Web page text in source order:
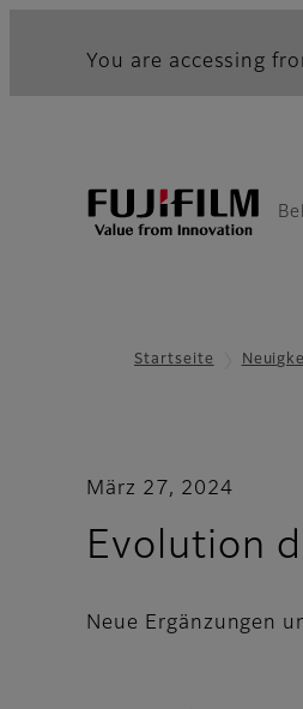
You are accessing
Startseite
März 27, 2024
Evolution
Neue Ergänzungen